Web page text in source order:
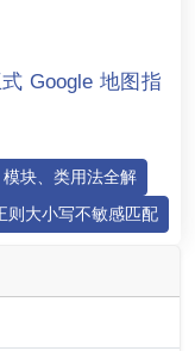
Google 地图指
块、类用法全解
则大小写不敏感匹配